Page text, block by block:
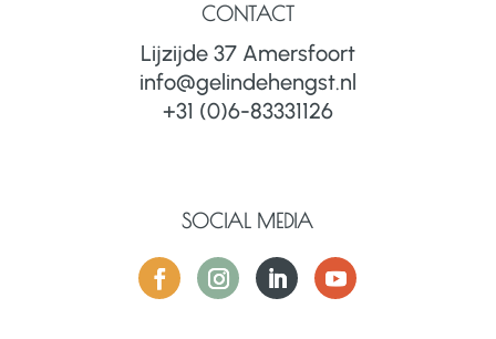
CONTACT
Lijzijde 37 Amersfoort
info@gelindehengst.nl
+31 (0)6-83331126
SOCIAL MEDIA